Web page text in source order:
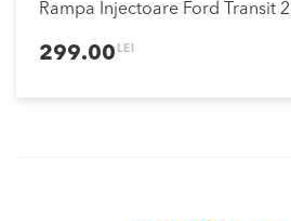
Rampa Injectoare Ford Transit
299.00 LEI